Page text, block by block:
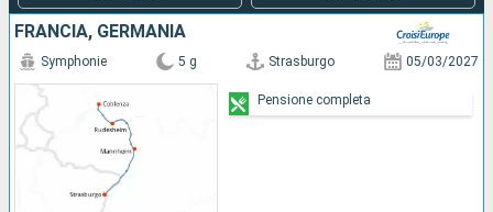
FRANCIA, GERMANIA
Symphonie 5 g Strasburgo 05/03/2027
Pensione completa